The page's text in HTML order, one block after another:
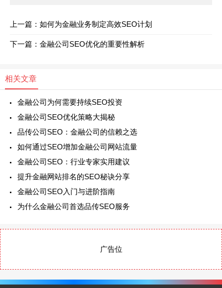
上一篇：如何为金融业务制定高效SEO计划
下一篇：金融公司SEO优化的重要性解析
相关文章
金融公司为何需要持续SEO投资
金融公司SEO优化策略大揭秘
品传公司SEO：金融公司的信赖之选
如何通过SEO增加金融公司网站流量
金融公司SEO：行业专家实用建议
提升金融网站排名的SEO秘诀分享
金融公司SEO入门与进阶指南
为什么金融公司首选品传SEO服务
广告位